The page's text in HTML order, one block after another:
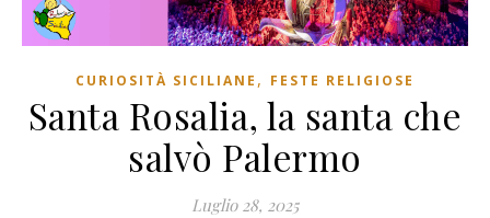
CURIOSITÀ SICILIANE , FESTE RELIGIOSE
Santa Rosalia, la santa che
salvò Palermo
Luglio 28, 2025